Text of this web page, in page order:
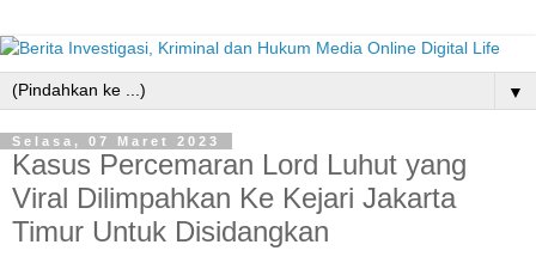
▼
Selasa, 07 Maret 2023
Kasus Percemaran Lord Luhut yang
Viral Dilimpahkan Ke Kejari Jakarta
Timur Untuk Disidangkan